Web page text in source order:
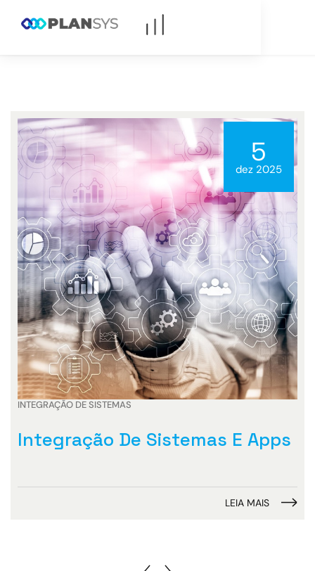
5
dez 2025
INTEGRAÇÃO DE SISTEMAS
Integração De Sistemas E Apps
LEIA MAIS